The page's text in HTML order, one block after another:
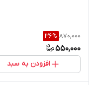
870,000
36%
550,000
افزودن به سبد